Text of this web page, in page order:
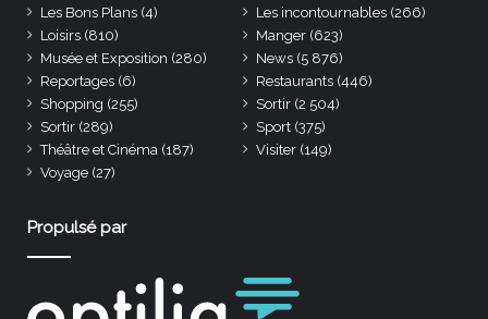
Les Bons Plans (4) Les incontournables (266)
Loisirs (810) Manger (623)
Musée et Exposition (280) News (5 876)
Reportages (6) Restaurants (446)
Shopping (255) Sortir (2 504)
Sortir (289) Sport (375)
Théâtre et Cinéma (187) Visiter (149)
Voyage (27)
Propulsé par